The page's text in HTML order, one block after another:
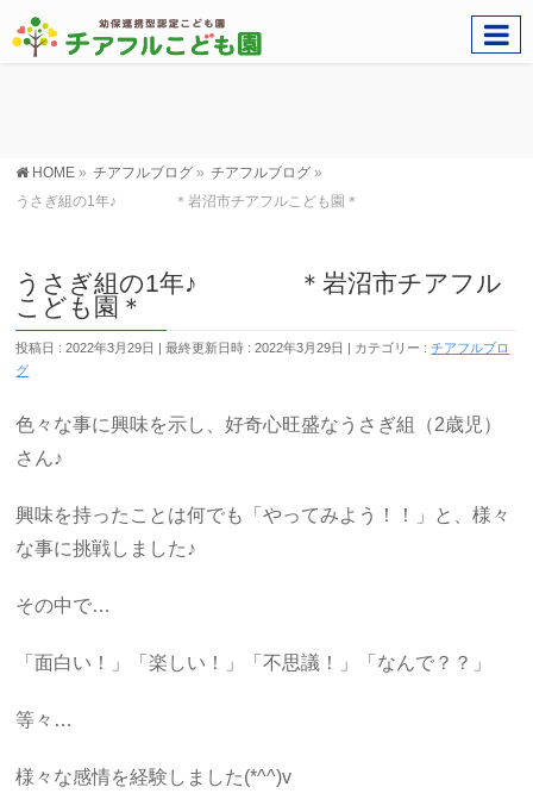
HOME » チアフルブログ » チアフルブログ »
うさぎ組の1年♪ ＊岩沼市チアフルこども園＊
うさぎ組の1年♪ ＊岩沼市チアフル
こども園＊
投稿日 : 2022年3月29日 最終更新日時 : 2022年3月29日 カテゴリー :チアフルブロ
グ
色々な事に興味を示し、好奇心旺盛なうさぎ組（2歳児）
さん♪
興味を持ったことは何でも「やってみよう！！」と、様々
な事に挑戦しました♪
その中で…
「面白い！」「楽しい！」「不思議！」「なんで？？」
等々…
様々な感情を経験しました(*^^)v